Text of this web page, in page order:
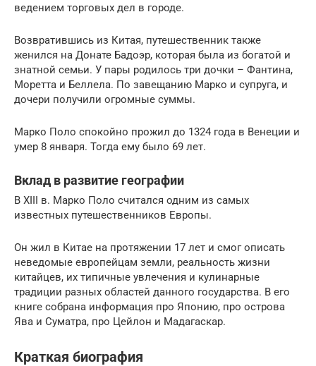
ведением торговых дел в городе.
Возвратившись из Китая, путешественник также
женился на Донате Бадоэр, которая была из богатой и
знатной семьи. У пары родилось три дочки – Фантина,
Моретта и Беллела. По завещанию Марко и супруга, и
дочери получили огромные суммы.
Марко Поло спокойно прожил до 1324 года в Венеции и
умер 8 января. Тогда ему было 69 лет.
Вклад в развитие географии
В XIII в. Марко Поло считался одним из самых
известных путешественников Европы.
Он жил в Китае на протяжении 17 лет и смог описать
неведомые европейцам земли, реальность жизни
китайцев, их типичные увлечения и кулинарные
традиции разных областей данного государства. В его
книге собрана информация про Японию, про острова
Ява и Суматра, про Цейлон и Мадагаскар.
Краткая биография